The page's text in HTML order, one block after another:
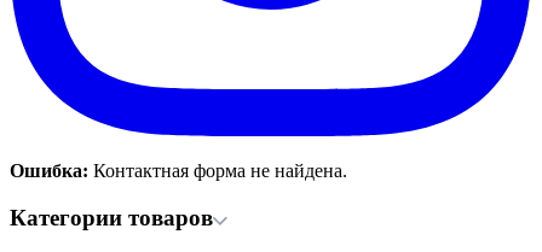
Ошибка: Контактная форма не найдена.
Категории товаров